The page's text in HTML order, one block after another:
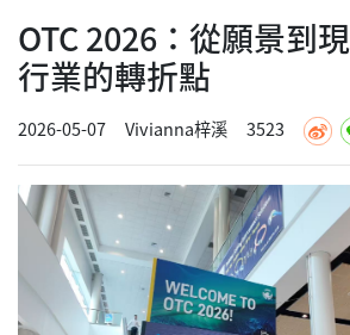
OTC 2026：從願景到
行業的轉折點
2026-05-07 Vivianna梓溪 3523